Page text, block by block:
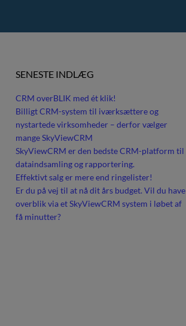
SENESTE INDLÆG
CRM overBLIK med ét klik!
Billigt CRM-system til iværksættere og
nystartede virksomheder – derfor vælger
mange SkyViewCRM
SkyViewCRM er den bedste CRM-platform til
dataindsamling og rapportering.
Effektivt salg er mere end ringelister!
Er du på vej til at nå dit års budget. Vil du have
overblik via et SkyViewCRM system i løbet af
få minutter?